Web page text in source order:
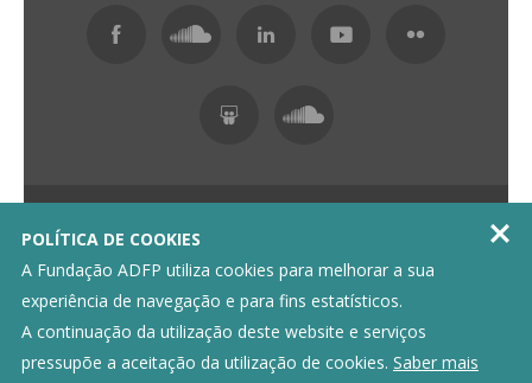
POLÍTICA DE COOKIES
A Fundação ADFP utiliza cookies para melhorar a sua
experiência de navegação e para fins estatísticos.
A continuação da utilização deste website e serviços
pressupõe a aceitação da utilização de cookies. Saber mais

Política de Privacidade